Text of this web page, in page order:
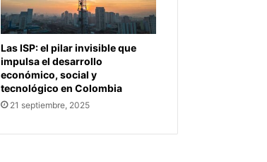
Las ISP: el pilar invisible que
impulsa el desarrollo
económico, social y
tecnológico en Colombia
21 septiembre, 2025